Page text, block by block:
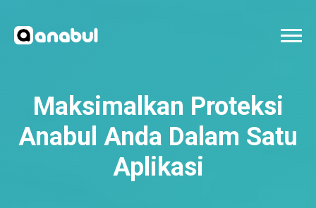
Maksimalkan Proteksi
Anabul Anda Dalam Satu
Aplikasi